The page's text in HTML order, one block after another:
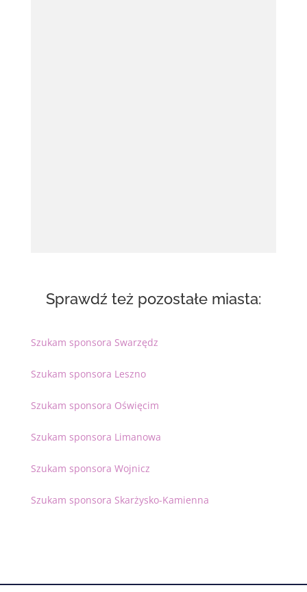
Sprawdź też pozostałe miasta:
Szukam sponsora Swarzędz
Szukam sponsora Leszno
Szukam sponsora Oświęcim
Szukam sponsora Limanowa
Szukam sponsora Wojnicz
Szukam sponsora Skarżysko-Kamienna